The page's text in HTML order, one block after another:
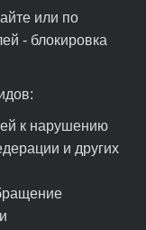
или по
- блокировка
к нарушению
и других